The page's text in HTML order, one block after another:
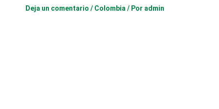
Deja un comentario / Colombia/ Por admin